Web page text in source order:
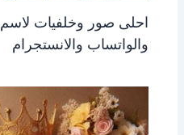
احلى صور وخلفيات
والواتساب والانستجرام